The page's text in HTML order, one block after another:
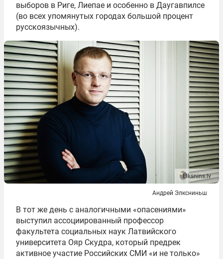
выборов в Риге, Лиепае и особенно в Даугавпилсе
(во всех упомянутых городах большой процент
русскоязычных).
Elksnins.lv
Андрей Элксниньш
В тот же день с аналогичными «опасениями»
выступил ассоциированный профессор
факультета социальных наук Латвийского
университета Ояр Скудра, который предрек
активное участие Российских СМИ «и не только»